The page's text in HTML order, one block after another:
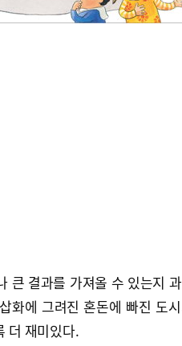
큰 결과를 가져올 수 있는지
화에 그려진 혼돈에 빠진 도
더 재미있다.